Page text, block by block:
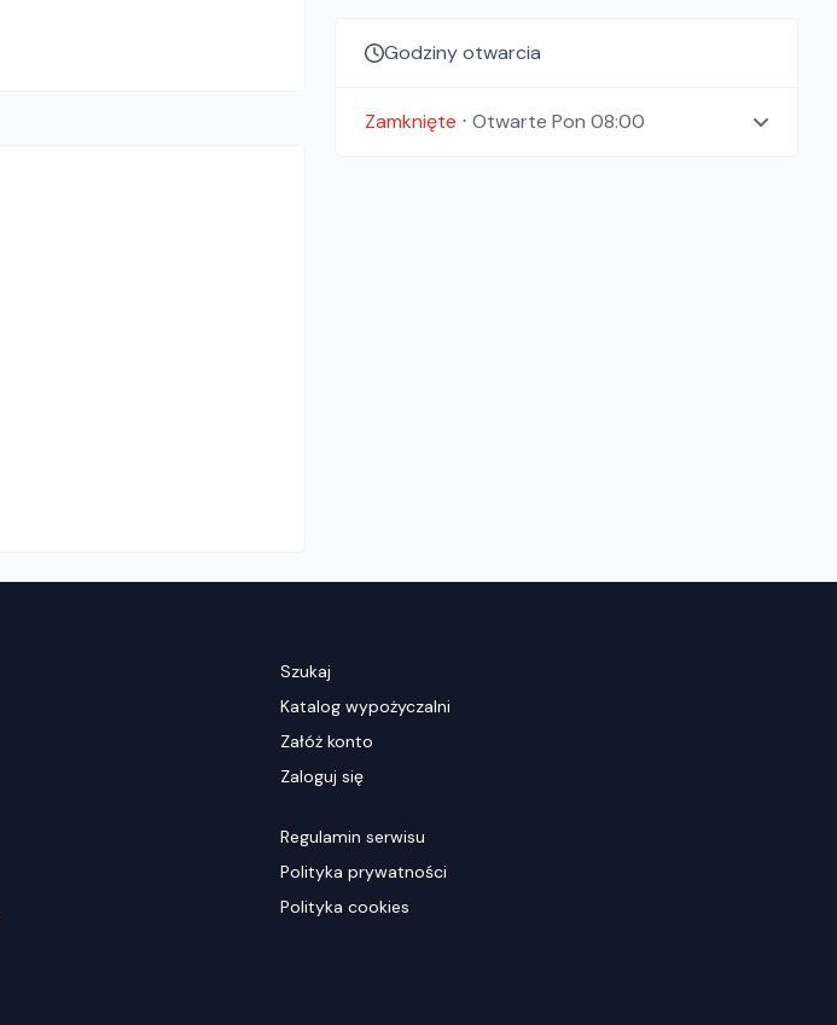
Godziny otwarcia
Zamknięte ⋅ Otwarte Pon 08:00
Szukaj
Katalog wypożyczalni
Załóż konto
Zaloguj się
Regulamin serwisu
Polityka prywatności
Polityka cookies